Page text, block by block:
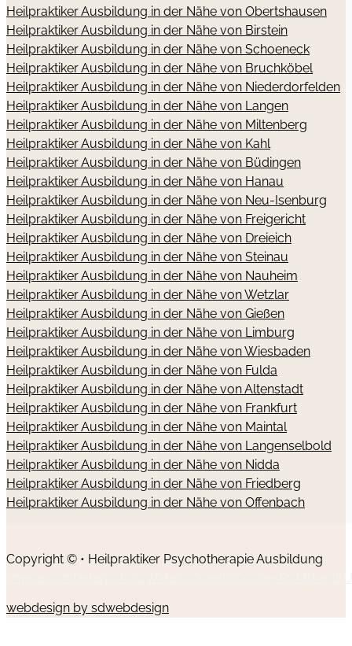
Heilpraktiker Ausbildung in der Nähe von Obertshausen
Heilpraktiker Ausbildung in der Nähe von Birstein
Heilpraktiker Ausbildung in der Nähe von Schoeneck
Heilpraktiker Ausbildung in der Nähe von Bruchköbel
Heilpraktiker Ausbildung in der Nähe von Niederdorfelden
Heilpraktiker Ausbildung in der Nähe von Langen
Heilpraktiker Ausbildung in der Nähe von Miltenberg
Heilpraktiker Ausbildung in der Nähe von Kahl
Heilpraktiker Ausbildung in der Nähe von Büdingen
Heilpraktiker Ausbildung in der Nähe von Hanau
Heilpraktiker Ausbildung in der Nähe von Neu-Isenburg
Heilpraktiker Ausbildung in der Nähe von Freigericht
Heilpraktiker Ausbildung in der Nähe von Dreieich
Heilpraktiker Ausbildung in der Nähe von Steinau
Heilpraktiker Ausbildung in der Nähe von Nauheim
Heilpraktiker Ausbildung in der Nähe von Wetzlar
Heilpraktiker Ausbildung in der Nähe von Gießen
Heilpraktiker Ausbildung in der Nähe von Limburg
Heilpraktiker Ausbildung in der Nähe von Wiesbaden
Heilpraktiker Ausbildung in der Nähe von Fulda
Heilpraktiker Ausbildung in der Nähe von Altenstadt
Heilpraktiker Ausbildung in der Nähe von Frankfurt
Heilpraktiker Ausbildung in der Nähe von Maintal
Heilpraktiker Ausbildung in der Nähe von Langenselbold
Heilpraktiker Ausbildung in der Nähe von Nidda
Heilpraktiker Ausbildung in der Nähe von Friedberg
Heilpraktiker Ausbildung in der Nähe von Offenbach
Copyright © • Heilpraktiker Psychotherapie Ausbildung
webdesign by sdwebdesign